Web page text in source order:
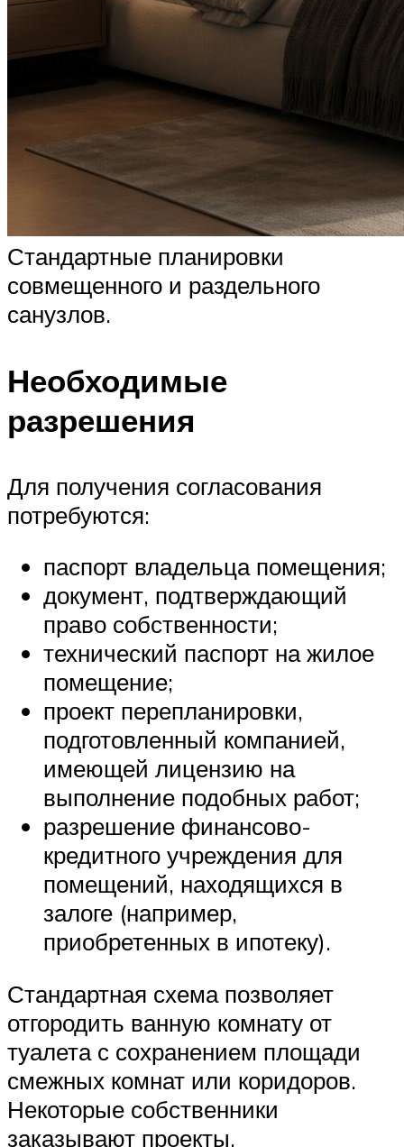
Стандартные планировки
совмещенного и раздельного
санузлов.
Необходимые
разрешения
Для получения согласования
потребуются:
паспорт владельца помещения;
документ, подтверждающий
право собственности;
технический паспорт на жилое
помещение;
проект перепланировки,
подготовленный компанией,
имеющей лицензию на
выполнение подобных работ;
разрешение финансово-
кредитного учреждения для
помещений, находящихся в
залоге (например,
приобретенных в ипотеку).
Стандартная схема позволяет
отгородить ванную комнату от
туалета с сохранением площади
смежных комнат или коридоров.
Некоторые собственники
заказывают проекты,